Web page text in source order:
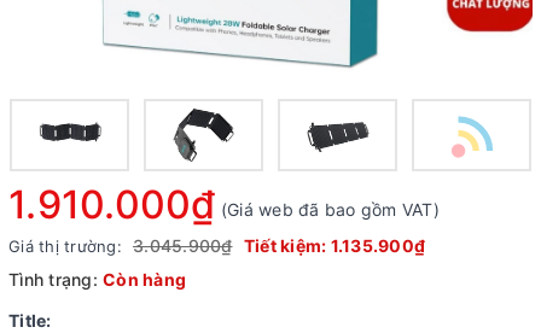
1.910.000₫ (Giá web đã bao gồm VAT)
Giá thị trường: 3.045.900₫ Tiết kiệm: 1.135.900₫
Tình trạng: Còn hàng
Title: